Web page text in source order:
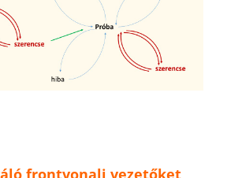
frontvonali vezetőket